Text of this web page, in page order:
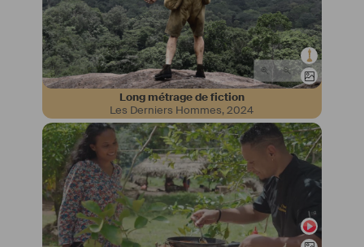
Long métrage de fiction
Les Derniers Hommes,2024